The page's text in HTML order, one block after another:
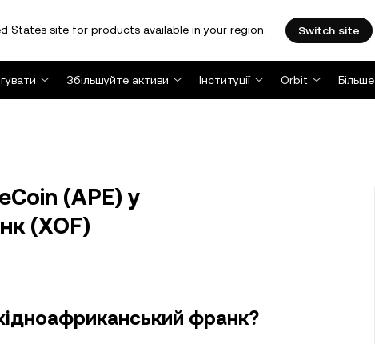
States site for products available in your region. Switch site
Збільшуйте активи Інституції Orbit Більше
(APE) у
(XOF)
франк?